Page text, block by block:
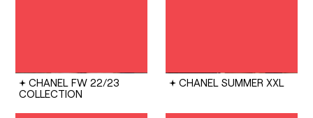
CHANEL FW 22/23
COLLECTION
CHANEL SUMMER XXL